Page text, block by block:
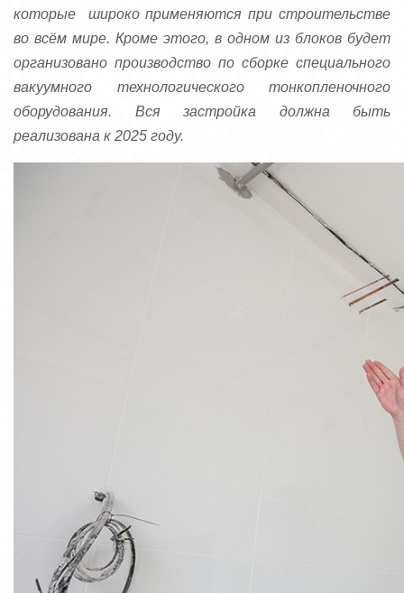
которые широко применяются при строительстве
во всём мире. Кроме этого, в одном из блоков будет
организовано производство по сборке специального
вакуумного технологического тонкопленочного
оборудования. Вся застройка должна быть
реализована к 2025 году.